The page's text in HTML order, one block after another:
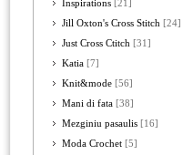
Inspirations [21]
Jill Oxton's Cross Stitch [24]
Just Cross Ctitch [31]
Katia [7]
Knit&mode [56]
Mani di fata [38]
Mezginiu pasaulis [16]
Moda Crochet [5]